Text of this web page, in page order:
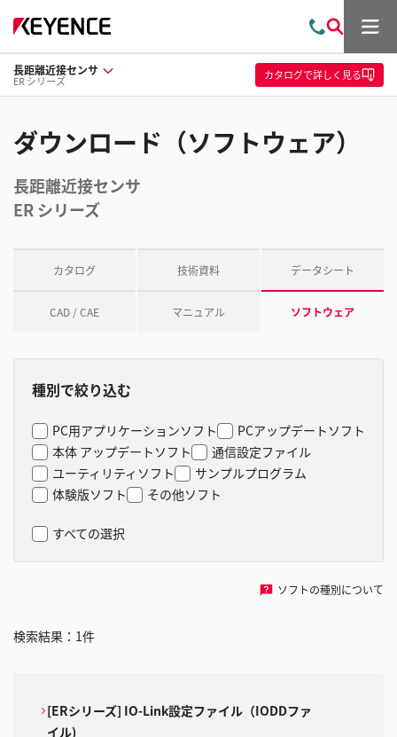
問
い
合
わ
索
メ
ュ
ー
長距離近接センサ
ER シリーズ カタログで詳しく見る
ダウンロード（ソフトウェア）
長距離近接センサ
ER シリーズ
カタログ 技術資料 データシート
CAD / CAE マニュアル ソフトウェア
種別で絞り込む
PC用アプリケーションソフト
PCアップデートソフト
本体 アップデートソフト
通信設定ファイル
ユーティリティソフト
サンプルプログラム
体験版ソフト
その他ソフト
すべての選択
ソフトの種別について
検索結果： 1件
[ERシリーズ] IO-Link設定ファイル（IODDファ
イル)